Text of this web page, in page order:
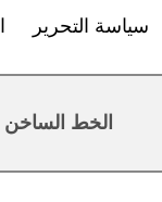
سياسة التحرير
الخط الساخن